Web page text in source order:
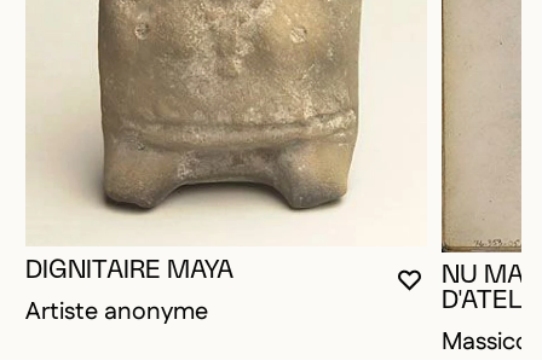
VOUS
FERMER
OUVRIR LA
DIGNITAIRE MAYA
Artiste anonyme
NU